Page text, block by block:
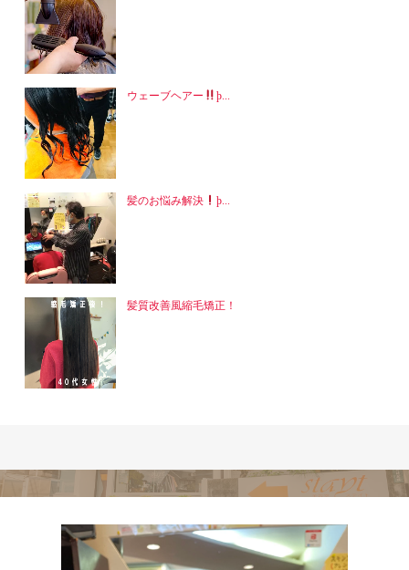
ウェーブヘアー þ...
髪のお悩み解決 þ...
髪質改善風縮毛矯正！